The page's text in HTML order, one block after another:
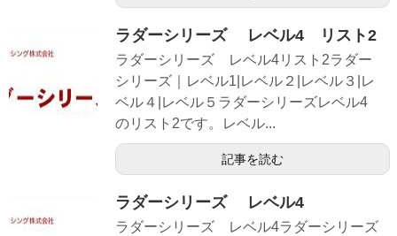
ラダーシリーズ レベル4 リスト2
ラダーシリーズ レベル4リスト2ラダー
シリーズ｜レベル1|レベル２|レベル３|レ
ベル４|レベル５ラダーシリーズレベル4
のリスト2です。レベル...
記事を読む
ラダーシリーズ レベル4
ラダーシリーズ レベル4ラダーシリーズ